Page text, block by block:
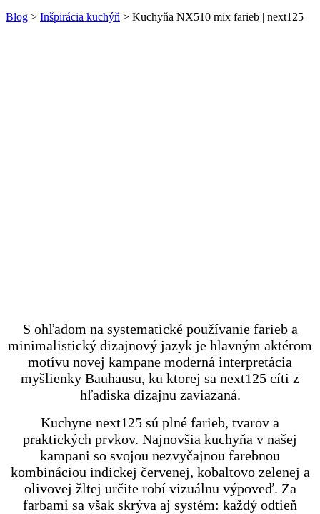
Blog > Inšpirácia kuchýň > Kuchyňa NX510 mix farieb | next125
S ohľadom na systematické používanie farieb a
minimalistický dizajnový jazyk je hlavným aktérom
motívu novej kampane moderná interpretácia
myšlienky Bauhausu, ku ktorej sa next125 cíti z
hľadiska dizajnu zaviazaná.
Kuchyne next125 sú plné farieb, tvarov a
praktických prvkov. Najnovšia kuchyňa v našej
kampani so svojou nezvyčajnou farebnou
kombináciou indickej červenej, kobaltovo zelenej a
olivovej žltej určite robí vizuálnu výpoveď. Za
farbami sa však skrýva aj systém: každý odtieň